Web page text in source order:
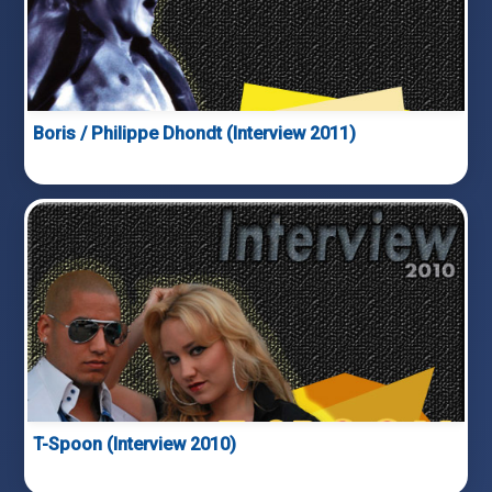
Boris / Philippe Dhondt (Interview 2011)
T-Spoon (Interview 2010)